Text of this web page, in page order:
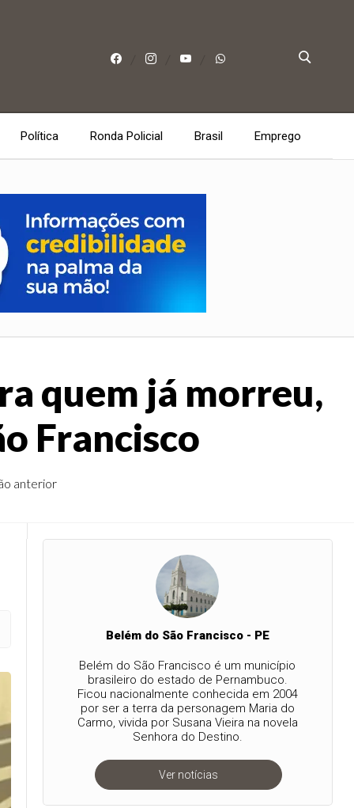
Política Ronda Policial Brasil Emprego
quem já morreu,
Francisco
anterior
Belém do São Francisco - PE
Belém do São Francisco é um município
brasileiro do estado de Pernambuco.
Ficou nacionalmente conhecida em 2004
por ser a terra da personagem Maria do
Carmo, vivida por Susana Vieira na novela
Senhora do Destino.
Ver notícias